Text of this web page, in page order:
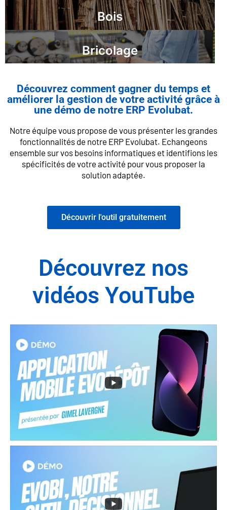
Bois
Bricolage
Découvrez comment gagner du temps et
améliorer la gestion de votre activité grâce à
une démo de notre ERP Evolubat.
Notre équipe vous propose de vous présenter les grandes
fonctionnalités de notre ERP Evolubat. Echangeons
ensemble sur vos besoins informatiques et identifions les
spécificités de votre activité pour vous proposer la
solution adaptée.
Découvrir l'outil gratuitement
Découvrez nos
vidéos YouTube